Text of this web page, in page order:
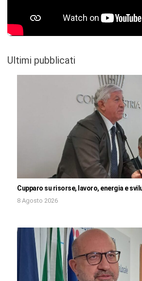
Ultimi pubblicati
Cupparo su risorse, lavoro, energia e
8 Agosto 2026